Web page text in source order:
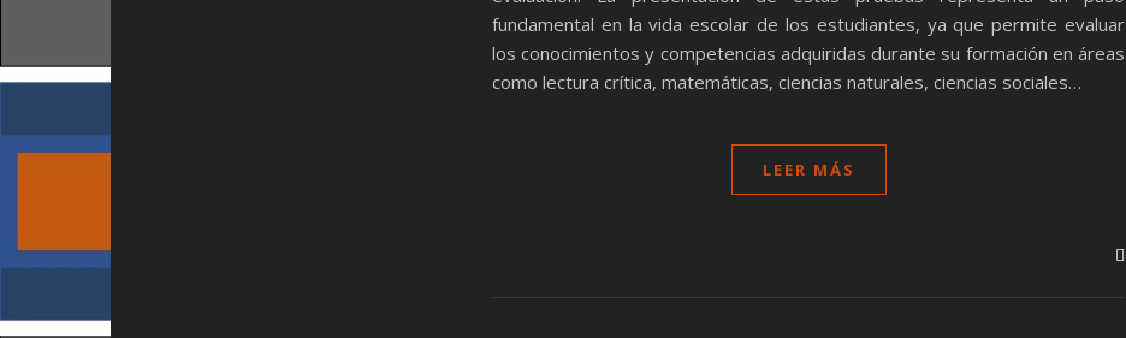
fundamental en la vida escolar de los estudiantes, ya que permite evaluar
los conocimientos y competencias adquiridas durante su formación en áreas
como lectura crítica, matemáticas, ciencias naturales, ciencias sociales…
LEER MÁS